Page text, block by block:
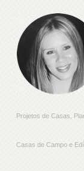
Projetos de Casas,
Casas de Campo e